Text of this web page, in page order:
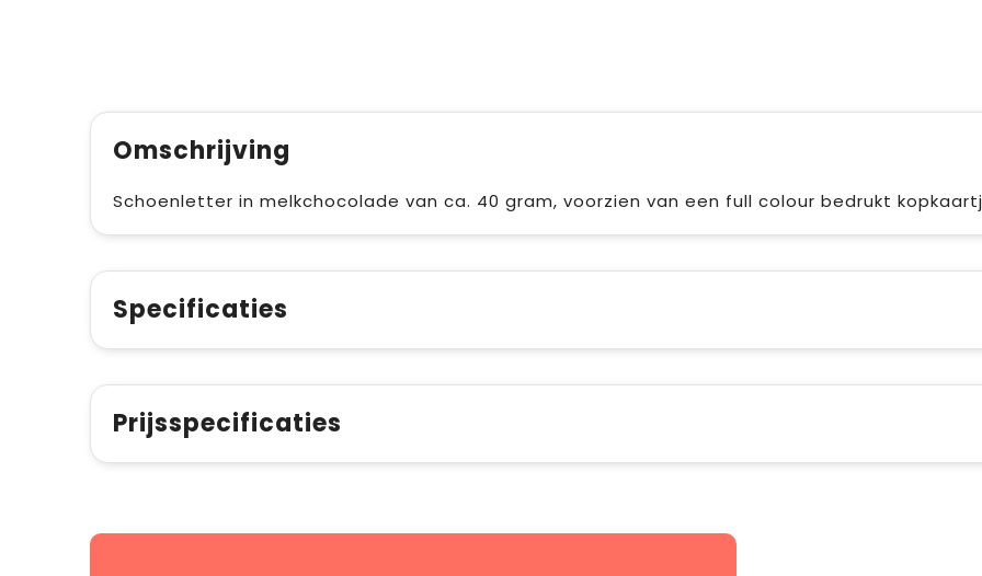
Omschrijving
Schoenletter in melkchocolade van ca. 40 gram, voorzien van een full colour bedrukt
Specificaties
Prijsspecificaties